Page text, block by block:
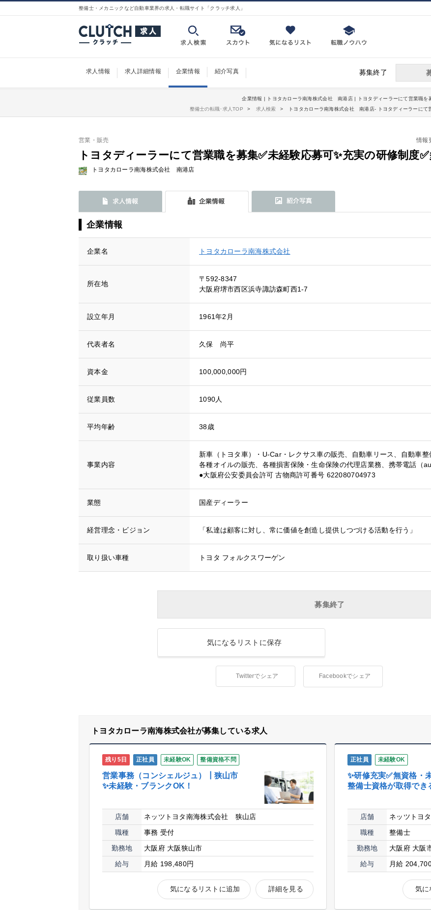
整備士・メカニックなど自動車業界の求人・転職サイト「クラッチ求人」
求人情報 求人詳細情報 企業情報 紹介写真 募集終了
企業情報 | トヨタカローラ南海株式会社 南港店 | トヨタディーラーにて営業職を
整備士の転職･求人TOP
求人検索 トヨタカローラ南海株式会社 南港店- トヨタディーラーにて
情報
営業・販売
トヨタディーラーにて営業職を募集✅未経験応募可✨充実の研修制度
トヨタカローラ南海株式会社 南港店
企業情報
企業名 トヨタカローラ南海株式会社
所在地
〒592-8347
大阪府堺市西区浜寺諏訪森町西1-7
設立年月 1961年2月
代表者名 久保 尚平
資本金 100,000,000円
従業員数 1090人
平均年齢 38歳
事業内容
新車（トヨタ車）・U-Car・レクサス車の販売、自動車リース、自動車
各種オイルの販売、各種損害保険・生命保険の代理店業務、携帯電話（
●大阪府公安委員会許可 古物商許可番号 622080704973
業態 国産ディーラー
経営理念・ビジョン 「私達は顧客に対し、常に価値を創造し提供しつづける活動を行う」
取り扱い車種 トヨタ フォルクスワーゲン
募集終了
気になるリストに保存
Twitterでシェア Facebookでシェア
トヨタカローラ南海株式会社が募集している求人
残り5日 正社員 未経験OK 整備資格不問
営業事務（コンシェルジュ）┃狭山市
✨未経験・ブランクOK！
店舗
ネッツトヨタ南海株式会社 狭山店
職種
事務 受付
勤務地
大阪府 大阪狭山市
給与
月給 198,480円
詳細を見る
気になるリストに追加
正社員 未経験OK
✨研修充実✅無資格・
整備士資格が取得でき
店舗
ネッツトヨ
職種
整備士
勤務地
大阪府 大阪
給与
月給
気に